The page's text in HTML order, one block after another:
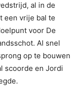
al in de
een vrije bal te
voor De
Al snel
op te bouwen
scoorde en Jordi